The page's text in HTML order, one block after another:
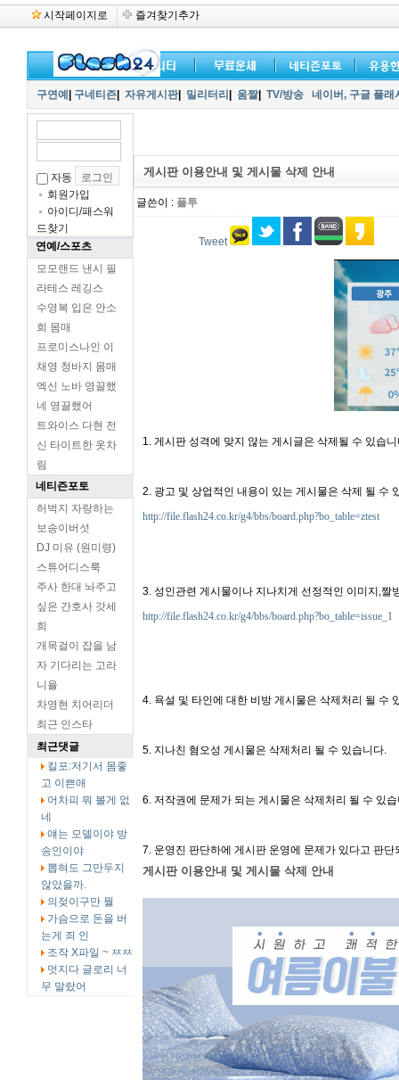
시작페이지로 즐겨찾기추가
구연예 구네티즌 자유게시판| 밀리터리 움짤| TV/방송 네이버, 구글 플
자동
회원가입
아이디/패스워
드찾기
연예/스포츠
모모랜드 낸시 필
라테스 레깅스
수영복 입은 안소
희 몸매
프로미스나인 이
채영 청바지 몸매
엑신 노바 영끌했
네 영끌했어
트와이스 다현 전
신 타이트한 옷차
림
네티즌포토
허벅지 자랑하는
보송이버섯
DJ 미유 (원미령)
스튜어디스룩
주사 한대 놔주고
싶은 간호사 갓세
희
개목걸이 잡을 남
자 기다리는 고라
니율
차영현 치어리더
최근 인스타
최근댓글
킬포:저기서 몸좋
고 이쁜애
어차피 뭐 볼게 없
네
얘는 모델이야 방
송인이야
뽑혀도 그만두지
않았을까.
의젖이구만 뭘
가슴으로 돈을 버
는게 죄 인
조작 X파일 ~ ㅉㅉ
멋지다 글로리 너
무 말랐어
게시판 이용안내 및 게시물 삭제 안내
글쓴이 : 플투
Tweet
1. 게시판 성격에 맞지 않는 게시글은 삭제될 수 있습
2. 광고 및 상업적인 내용이 있는 게시물은 삭제 될 수
http://file.flash24.co.kr/g4/bbs/board.php?bo_table=ztest
3. 성인관련 게시물이나 지나치게 선정적인 이미지,짤
http://file.flash24.co.kr/g4/bbs/board.php?bo_table=issue_1
4. 욕설 및 타인에 대한 비방 게시물은 삭제처리 될 수
5. 지나친 혐오성 게시물은 삭제처리 될 수 있습니다.
6. 저작권에 문제가 되는 게시물은 삭제처리 될 수 있
7. 운영진 판단하에 게시판 운영에 문제가 있다고 판
게시판 이용안내 및 게시물 삭제 안내